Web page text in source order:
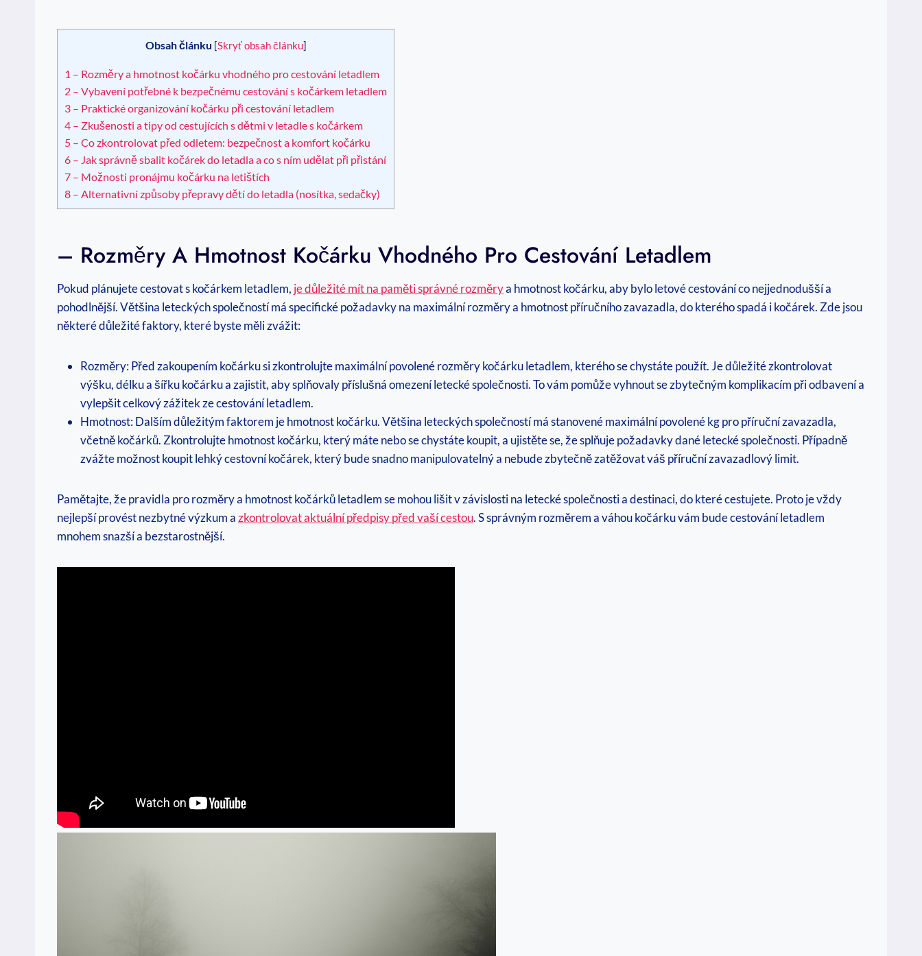
Obsah článku [Skryť obsah článku]
1 – Rozměry a hmotnost kočárku vhodného pro cestování letadlem
2 – Vybavení potřebné k bezpečnému cestování s kočárkem letadlem
3 – Praktické organizování kočárku při cestování letadlem
4 – Zkušenosti a tipy od cestujících s dětmi v letadle s kočárkem
5 – Co zkontrolovat před odletem: bezpečnost a komfort kočárku
6 – Jak správně sbalit kočárek do letadla a co s ním udělat při přistání
7 – Možnosti pronájmu kočárku na letištích
8 – Alternativní způsoby přepravy dětí do letadla (nosítka, sedačky)
– Rozměry A Hmotnost Kočárku Vhodného Pro Cestování Letadlem
Pokud plánujete cestovat s kočárkem letadlem, je důležité mít na paměti správné rozměrya hmotnost kočárku, aby bylo letové cestování co nejjednodušší a
pohodlnější. Většina leteckých společností má specifické požadavky na maximální rozměry a hmotnost příručního zavazadla, do kterého spadá i kočárek. Zde jsou
některé důležité faktory, které byste měli zvážit:
Rozměry: Před zakoupením kočárku si zkontrolujte maximální povolené rozměry kočárku letadlem, kterého se chystáte použít. Je důležité zkontrolovat
výšku, délku a šířku kočárku a zajistit, aby splňovaly příslušná omezení letecké společnosti. To vám pomůže vyhnout se zbytečným komplikacím při odbavení a
vylepšit celkový zážitek ze cestování letadlem.
Hmotnost: Dalším důležitým faktorem je hmotnost kočárku. Většina leteckých společností má stanovené maximální povolené kg pro příruční zavazadla,
včetně kočárků. Zkontrolujte hmotnost kočárku, který máte nebo se chystáte koupit, a ujistěte se, že splňuje požadavky dané letecké společnosti. Případně
zvážte možnost koupit lehký cestovní kočárek, který bude snadno manipulovatelný a nebude zbytečně zatěžovat váš příruční zavazadlový limit.
Pamětajte, že pravidla pro rozměry a hmotnost kočárků letadlem se mohou lišit v závislosti na letecké společnosti a destinaci, do které cestujete. Proto je vždy
nejlepší provést nezbytné výzkum azkontrolovat aktuální předpisy před vaší cestou. S správným rozměrem a váhou kočárku vám bude cestování letadlem
mnohem snazší a bezstarostnější.